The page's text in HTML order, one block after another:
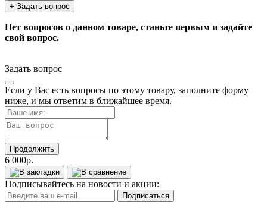
+ Задать вопрос
Нет вопросов о данном товаре, станьте первым и задайте
свой вопрос.
Задать вопрос
Если у Вас есть вопросы по этому товару, заполните форму
ниже, и мы ответим в ближайшее время.
Продолжить
6 000р.
Подписывайтесь на новости и акции:
Подписаться